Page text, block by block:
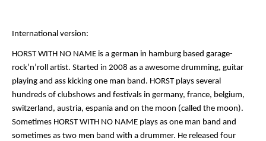
International version:
HORST WITH NO NAME is a german in hamburg based garage-
rock’n’roll artist. Started in 2008 as a awesome drumming, guitar
playing and ass kicking one man band. HORST plays several
hundreds of clubshows and festivals in germany, france, belgium,
switzerland, austria, espania and on the moon (called the moon).
Sometimes HORST WITH NO NAME plays as one man band and
sometimes as two men band with a drummer. He released four